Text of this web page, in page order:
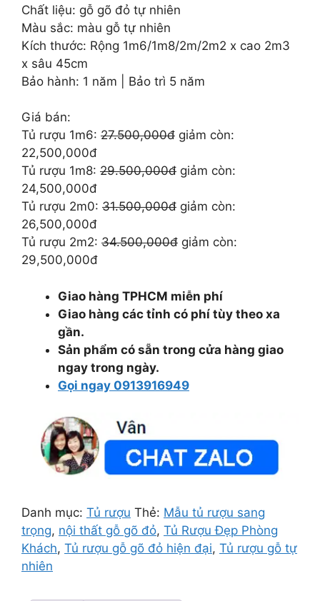
Chất liệu: gỗ gõ đỏ tự nhiên
Màu sắc: màu gỗ tự nhiên
Kích thước: Rộng 1m6/1m8/2m/2m2 x cao 2m3
x sâu 45cm
Bảo hành: 1 năm | Bảo trì 5 năm
Giá bán:
Tủ rượu 1m6: 27.500,000đ giảm còn:
22,500,000đ
Tủ rượu 1m8: 29.500,000đ giảm còn:
24,500,000đ
Tủ rượu 2m0: 31.500,000đ giảm còn:
26,500,000đ
Tủ rượu 2m2: 34.500,000đ giảm còn:
29,500,000đ
Giao hàng TPHCM miễn phí
Giao hàng các tỉnh có phí tùy theo xa
gần.
Sản phẩm có sẵn trong cửa hàng giao
ngay trong ngày.
Gọi ngay 0913916949
Danh mục: Tủ rượu Thẻ: Mẫu tủ rượu sang
trọng, nội thất gỗ gõ đỏ, Tủ Rượu Đẹp Phòng
Khách, Tủ rượu gỗ gõ đỏ hiện đại, Tủ rượu gỗ tự
nhiên